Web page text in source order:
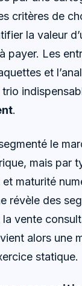
critères de
la valeur
payer. Les
et
.
le
mais par
et maturité
révèle des
la vente
alors une
statique.